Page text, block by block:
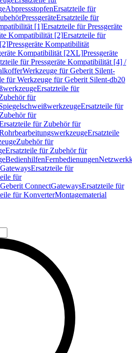
AbpressstopfenErsatzteile für
PressgeräteErsatzteile für
[1]Ersatzteile für Pressgeräte
Kompatibilität [2]Ersatzteile für
Pressgeräte Kompatibilität
Kompatibilität [2XL]Pressgeräte
für Pressgeräte Kompatibilität [4] /
Werkzeuge für Geberit Silent-
für Werkzeuge für Geberit Silent-db20
Ersatzteile für
für
Ersatzteile für
Zubehör für
für Zubehör für
Ersatzteile
Zubehör für
Ersatzteile für Zubehör für
BedienhilfenFernbedienungen
GatewaysErsatzteile für
für
Geberit ConnectGatewaysErsatzteile für
für KonverterMontagematerial